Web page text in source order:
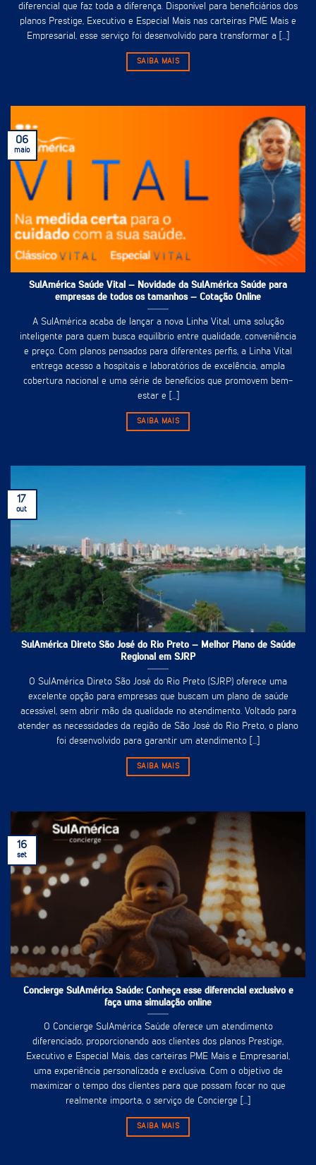
diferencial que faz toda a diferença. Disponível para beneficiários dos
planos Prestige, Executivo e Especial Mais nas carteiras PME Mais e
Empresarial, esse serviço foi desenvolvido para transformar a [...]
SAIBA MAIS
SulAmérica Saúde Vital – Novidade da SulAmérica Saúde para
empresas de todos os tamanhos – Cotação Online
A SulAmérica acaba de lançar a nova Linha Vital, uma solução
inteligente para quem busca equilíbrio entre qualidade, conveniência
e preço. Com planos pensados para diferentes perfis, a Linha Vital
entrega acesso a hospitais e laboratórios de excelência, ampla
cobertura nacional e uma série de benefícios que promovem bem-
estar e [...]
SAIBA MAIS
06
maio
SulAmérica Direto São José do Rio Preto – Melhor Plano de Saúde
Regional em SJRP
O SulAmérica Direto São José do Rio Preto (SJRP) oferece uma
excelente opção para empresas que buscam um plano de saúde
acessível, sem abrir mão da qualidade no atendimento. Voltado para
atender as necessidades da região de São José do Rio Preto, o plano
foi desenvolvido para garantir um atendimento [...]
SAIBA MAIS
17
out
Concierge SulAmérica Saúde: Conheça esse diferencial exclusivo e
faça uma simulação online
O Concierge SulAmérica Saúde oferece um atendimento
diferenciado, proporcionando aos clientes dos planos Prestige,
Executivo e Especial Mais, das carteiras PME Mais e Empresarial,
uma experiência personalizada e exclusiva. Com o objetivo de
maximizar o tempo dos clientes para que possam focar no que
realmente importa, o serviço de Concierge [...]
SAIBA MAIS
16
set